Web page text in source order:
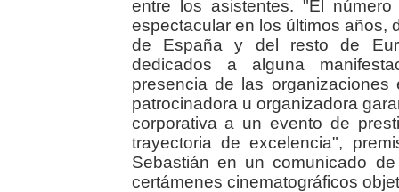
entre los asistentes. "El
espectacular en los últimos años,
de España y del resto de
dedicados a alguna
presencia de las
patrocinadora u organizadora
corporativa a un evento de
trayectoria de excelencia",
Sebastián en un comunicado
certámenes cinematográficos